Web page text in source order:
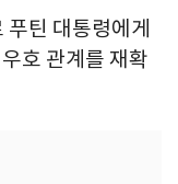
틴 대통령에게
호 관계를 재확